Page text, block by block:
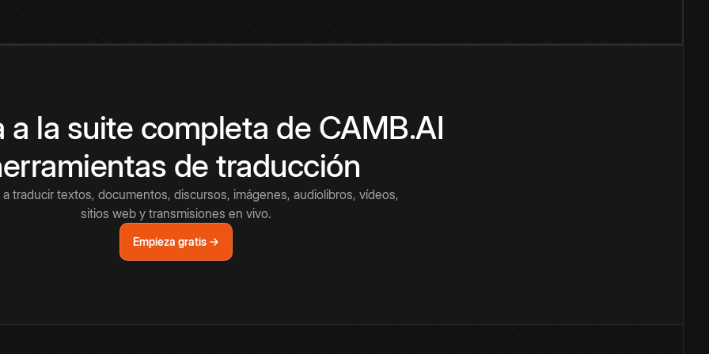
a la suite completa de CAMB.AI
de traducción
a traducir textos, documentos, discursos, imágenes, audiolibros, vídeos,
sitios web y transmisiones en vivo.
Empieza gratis →